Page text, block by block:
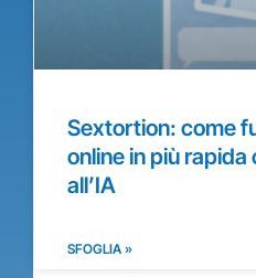
Sextortion: come
online in più
all’IA
SFOGLIA »